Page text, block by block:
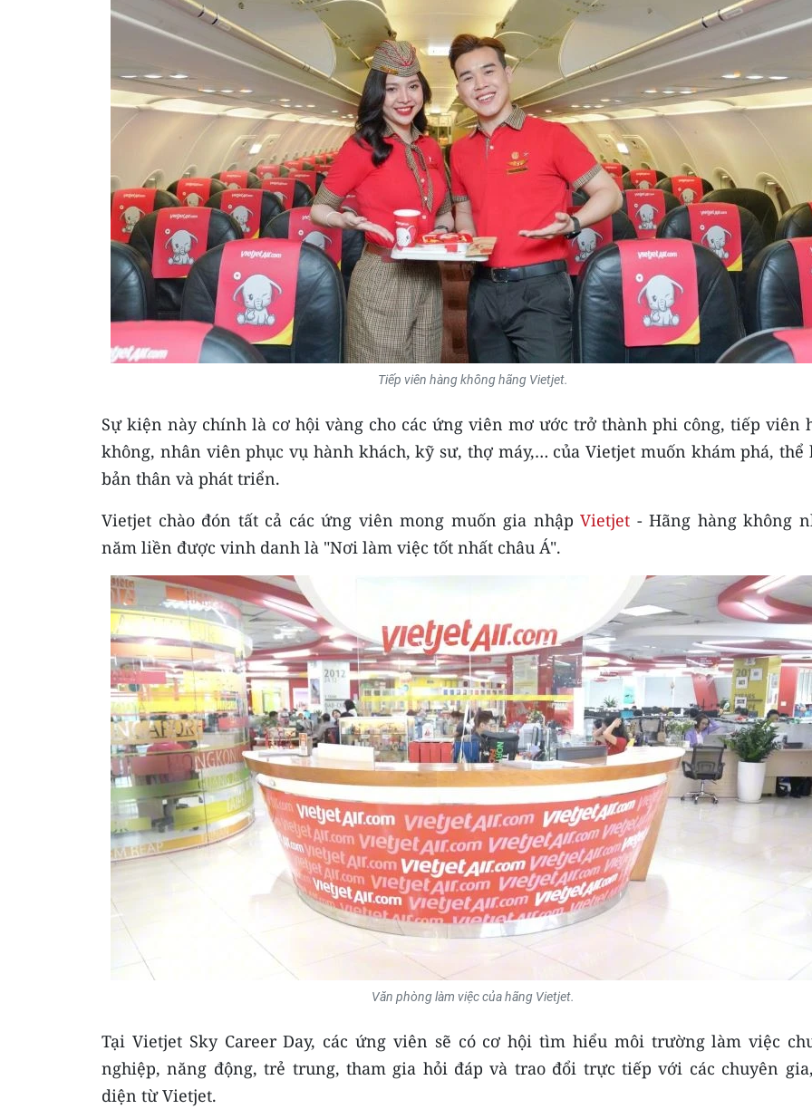
Tiếp viên hàng không hãng Vietjet.
Sự kiện này chính là cơ hội vàng cho các ứng viên mơ ước trở thành phi công, tiếp viên
không, nhân viên phục vụ hành khách, kỹ sư, thợ máy,… của Vietjet muốn khám phá, thể
bản thân và phát triển.
Vietjet chào đón tất cả các ứng viên mong muốn gia nhập Vietjet - Hãng hàng không
năm liền được vinh danh là "Nơi làm việc tốt nhất châu Á".
Văn phòng làm việc của hãng Vietjet.
Tại Vietjet Sky Career Day, các ứng viên sẽ có cơ hội tìm hiểu môi trường làm việc
nghiệp, năng động, trẻ trung, tham gia hỏi đáp và trao đổi trực tiếp với các chuyên
diện từ Vietjet.